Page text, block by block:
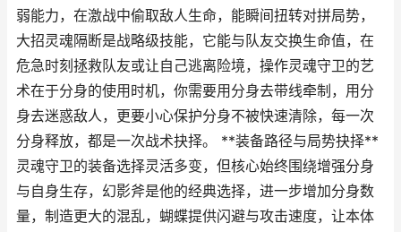
弱能力，在激战中偷取敌人生命，能瞬间扭转对拼局势，
大招灵魂隔断是战略级技能，它能与队友交换生命值，在
危急时刻拯救队友或让自己逃离险境，操作灵魂守卫的艺
术在于分身的使用时机，你需要用分身去带线牵制，用分
身去迷惑敌人，更要小心保护分身不被快速清除，每一次
分身释放，都是一次战术抉择。 **装备路径与局势抉择**
灵魂守卫的装备选择灵活多变，但核心始终围绕增强分身
与自身生存，幻影斧是他的经典选择，进一步增加分身数
量，制造更大的混乱，蝴蝶提供闪避与攻击速度，让本体